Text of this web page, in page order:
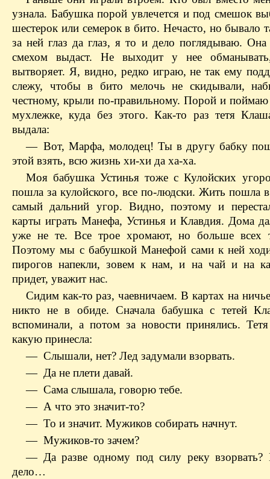
узнала. Бабушка порой увлечется и под смешок
шестерок или семерок в бито. Нечасто, но бывало
за ней глаз да глаз, я то и дело поглядываю. Она
смехом выдаст. Не выходит у нее
вытворяет. Я, видно, редко играю, не так ему
слежу, чтобы в бито мелочь не скидывали,
честному, крыли по-правильному. Порой и
мухлежке, куда без этого. Как-то раз тетя
выдала:
— Вот, Марфа, молодец! Ты в другу бабку
этой взять, всю жизнь хи-хи да ха-ха.
Моя бабушка Устинья тоже с Кулойских
пошла за кулойского, все по-людски. Жить пошла
самый дальний угор. Видно, поэтому и
карты играть Манефа, Устинья и Клавдия. Дома
уже не те. Все трое хромают, но больше всех
Поэтому мы с бабушкой Манефой сами к ней
пирогов напекли, зовем к нам, и на чай и на
придет, уважит нас.
Сидим как-то раз, чаевничаем. В картах на
никто не в обиде. Сначала бабушка с тетей
вспоминали, а потом за новости принялись.
какую принесла:
— Слышали, нет? Лед задумали взорвать.
— Да не плети давай.
— Сама слышала, говорю тебе.
— А что это значит-то?
— То и значит. Мужиков собирать начнут.
— Мужиков-то зачем?
— Да разве одному под силу реку взорвать?
дело…